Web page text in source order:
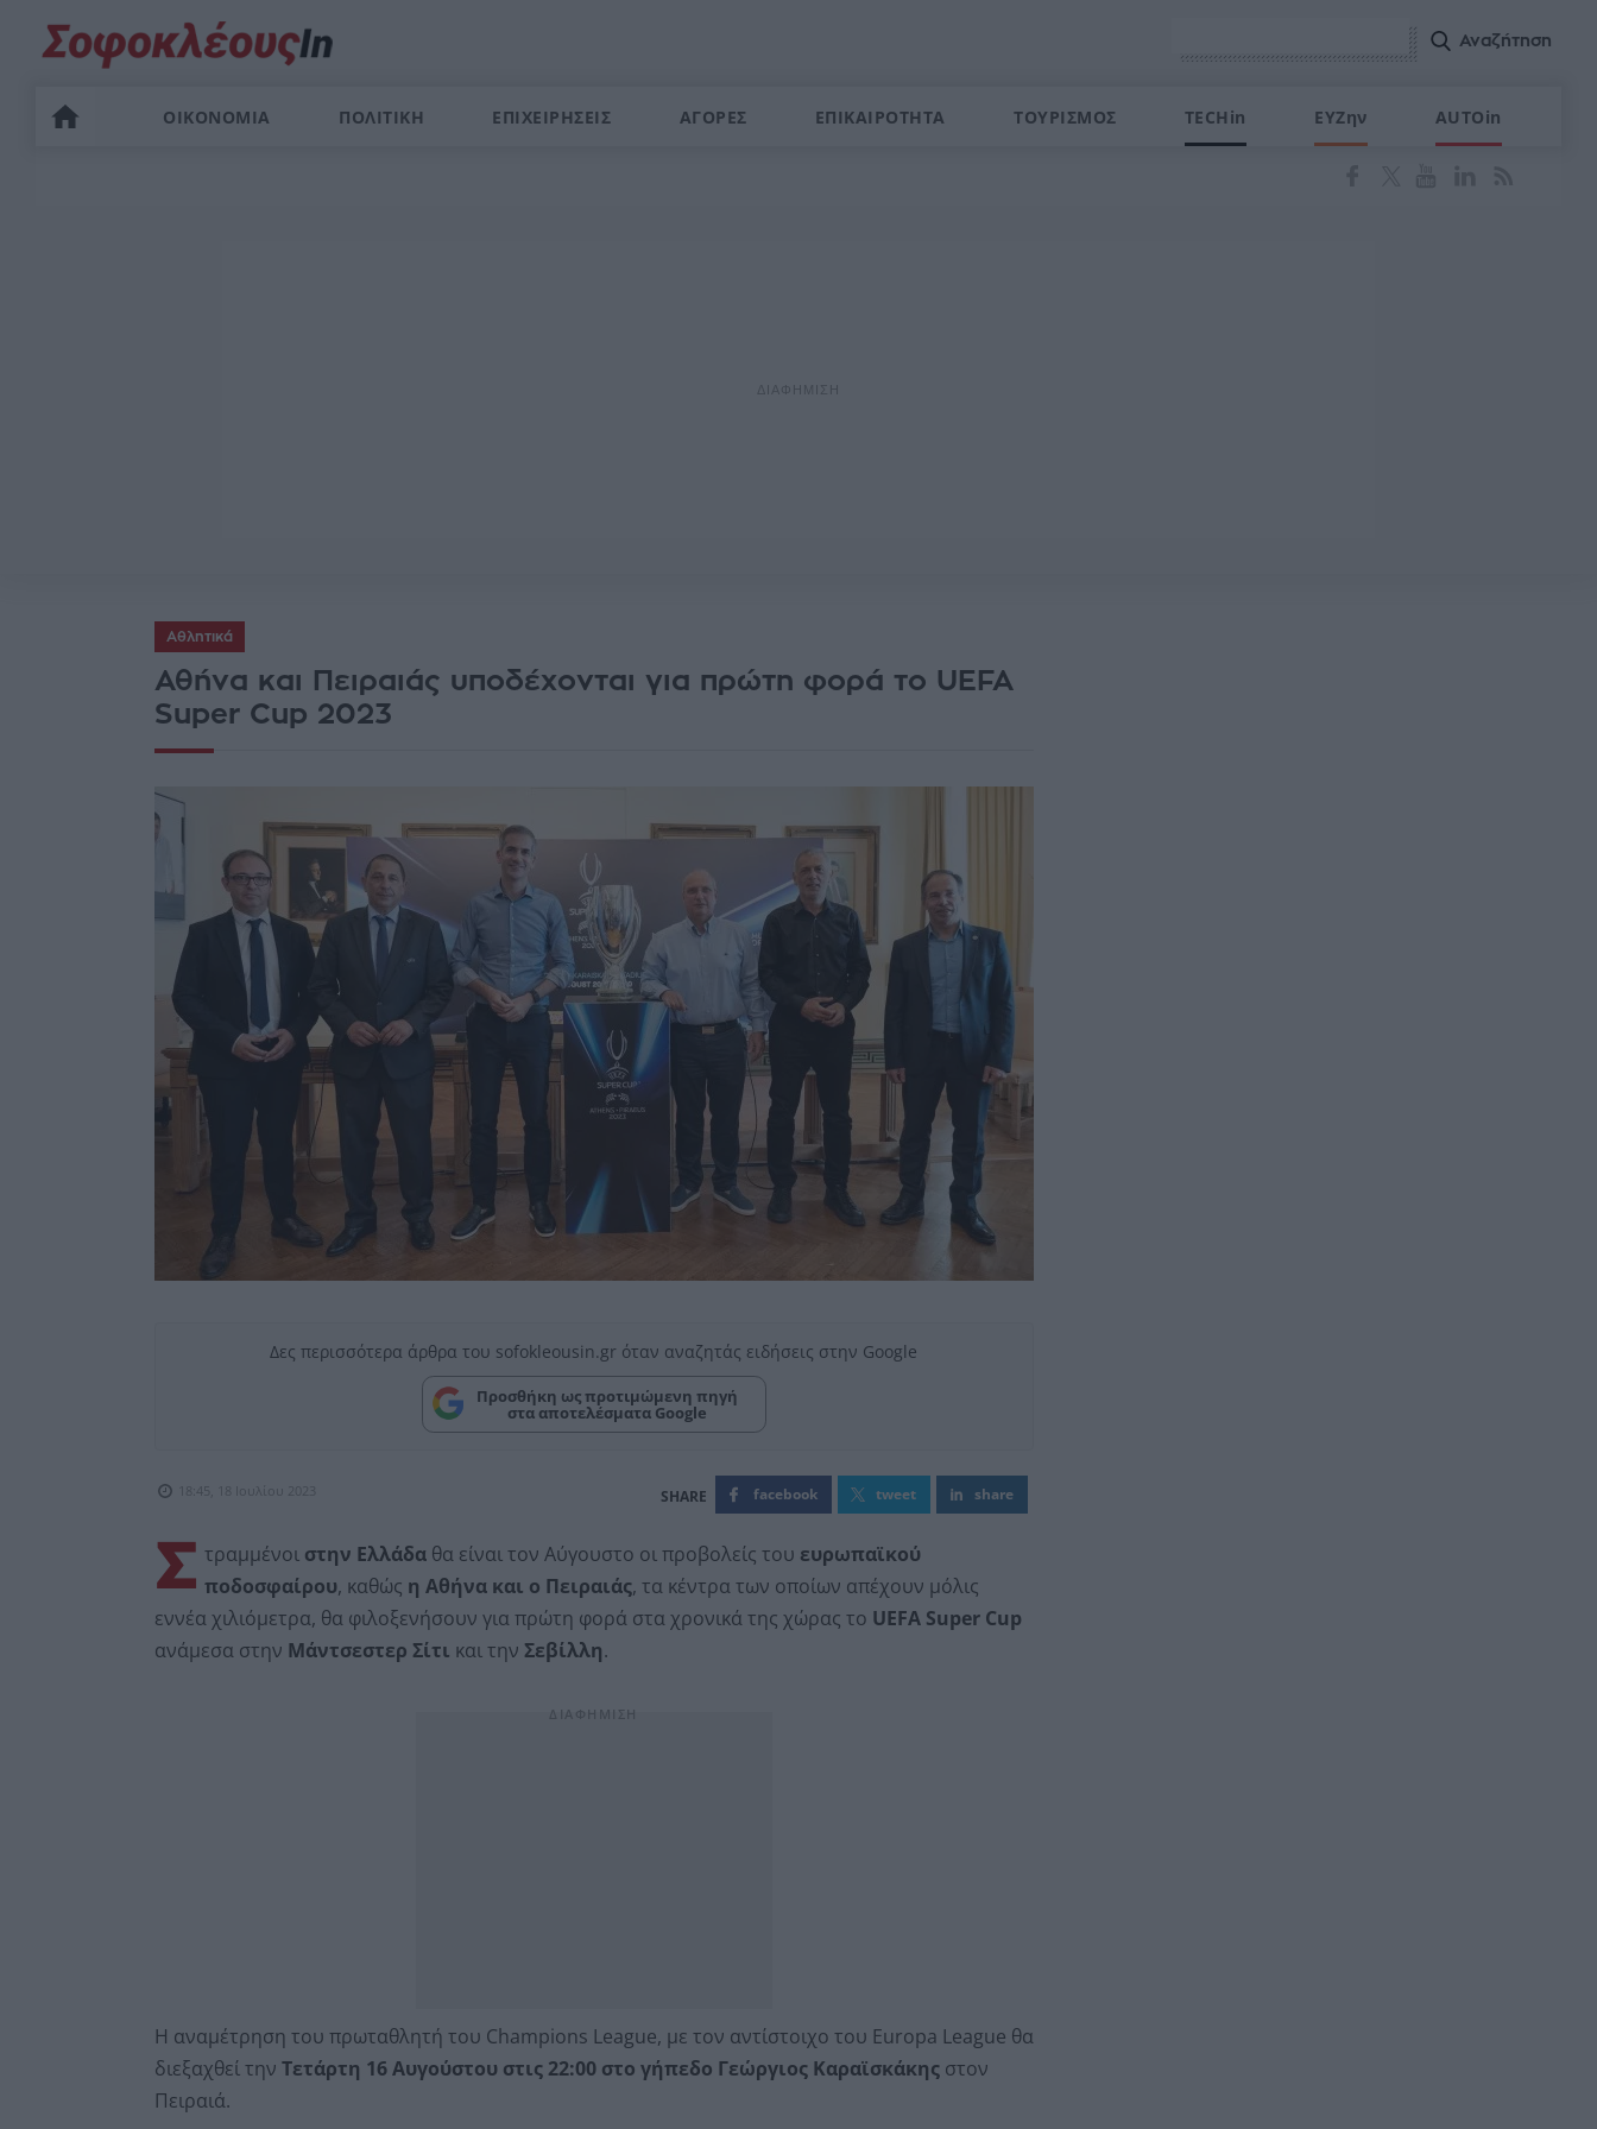
ΟΙΚΟΝΟΜΙΑ ΠΟΛΙΤΙΚΗ ΕΠΙΧΕΙΡΗΣΕΙΣ ΑΓΟΡΕΣ ΕΠΙΚΑΙΡΟΤΗΤΑ ΤΟΥΡΙΣΜΟΣ TECHin ΕΥΖην AUTOin
Αθλητικά
Αθήνα και Πειραιάς υποδέχονται για πρώτη φορά το UEFA
Super Cup 2023
Δες περισσότερα άρθρα του sofokleousin.gr όταν αναζητάς ειδήσεις στην Google
Προσθήκη ως προτιμώμενη πηγή
στα αποτελέσματα Google
18:45, 18 Ιουλίου 2023 facebook tweet share
Σ τραμμένοι στην Ελλάδαθα είναι τον Αύγουστο οι προβολείς του ευρωπαϊκού
ποδοσφαίρου, καθώς η Αθήνα και ο Πειραιάς, τα κέντρα των οποίων απέχουν μόλις
εννέα χιλιόμετρα, θα φιλοξενήσουν για πρώτη φορά στα χρονικά της χώρας το UEFA Super Cup
ανάμεσα στην Μάντσεστερ Σίτι και την Σεβίλλη.
Η αναμέτρηση του πρωταθλητή του Champions League, με τον αντίστοιχο του Europa League θα
διεξαχθεί την Τετάρτη 16 Αυγούστου στις 22:00 στο γήπεδο Γεώργιος Καραϊσκάκηςστον
Πειραιά.